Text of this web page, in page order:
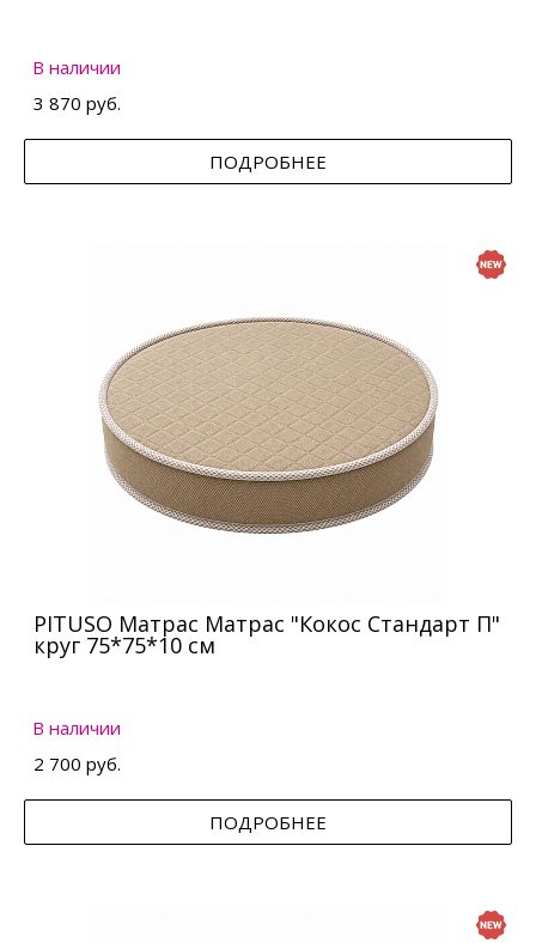
В наличии
3 870 руб.
ПОДРОБНЕЕ
PITUSO Матрас Матрас "Кокос Стандарт П"
круг 75*75*10 см
В наличии
2 700 руб.
ПОДРОБНЕЕ